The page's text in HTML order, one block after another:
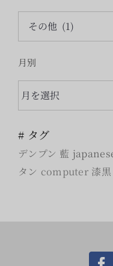
テ
ゴ
ー
月別
月
別
# タグ
デンプン 藍
タン computer 漆黒